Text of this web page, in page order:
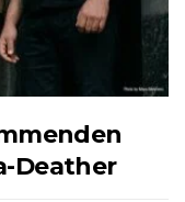
Deather